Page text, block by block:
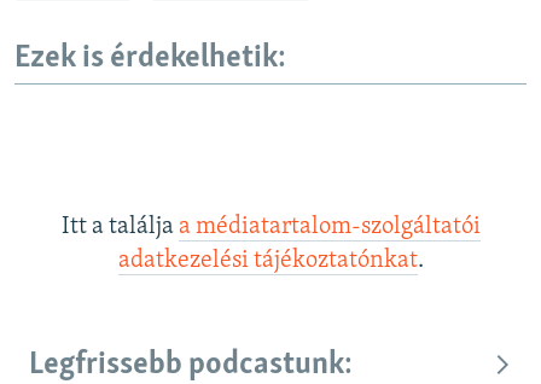
Ezek is érdekelhetik:
Itt a találja a médiatartalom-szolgáltatói
adatkezelési tájékoztatónkat.
Legfrissebb podcastunk: